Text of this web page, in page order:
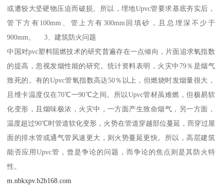
或遭较大坚硬物压迫而破损。所以，埋地Upvc管要求基底夯实后，
管下方有100mm、管上方有300mm回填砂，且总埋深不少于
900mm。 3、建筑防火问题
中国对pvc塑料阻燃技术的研究普遍存在一点倾向，片面追求氧指数
的提高，忽视发烟性能的研究。统计资料表明，火灾中79％是烟气
致死的。有的Upvc管氧指数高达50％以上，但燃烧时发烟量很大，
且维卡温度仅在70℃一90℃之间。所以Upvc管材虽难燃，但极易软
化变形，且烟味极浓，火灾中，一方面产生致命烟气，另一方面，
温度超过90℃时管道软化变形，火势在管道穿越部位蔓延，而穿过屋
面的排水管或通气管风速更大，则火势蔓延更快。所以，高层建筑
能否应用Upvc管，曾是争论的问题，而争论的焦点则是其防火特
性。
m.nbkxpv.b2b168.com